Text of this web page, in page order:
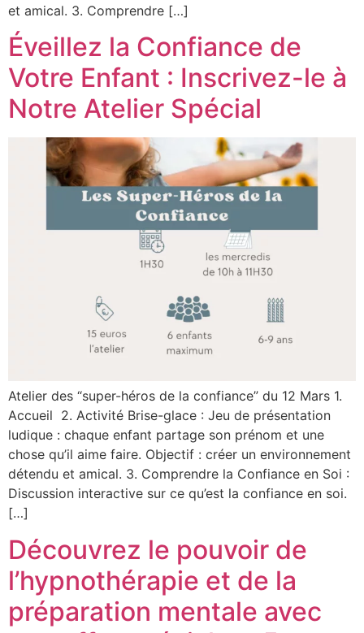
et amical. 3. Comprendre […]
Éveillez la Confiance de
Votre Enfant : Inscrivez-le à
Notre Atelier Spécial
Atelier des “super-héros de la confiance” du 12 Mars 1.
Accueil 2. Activité Brise-glace : Jeu de présentation
ludique : chaque enfant partage son prénom et une
chose qu’il aime faire. Objectif : créer un environnement
détendu et amical. 3. Comprendre la Confiance en Soi :
Discussion interactive sur ce qu’est la confiance en soi.
[…]
Découvrez le pouvoir de
l’hypnothérapie et de la
préparation mentale avec